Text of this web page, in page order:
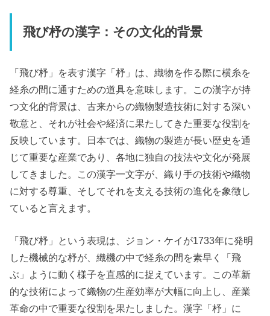
飛び杼の漢字：その文化的背景
「飛び杼」を表す漢字「杼」は、織物を作る際に横糸を
経糸の間に通すための道具を意味します。この漢字が持
つ文化的背景は、古来からの織物製造技術に対する深い
敬意と、それが社会や経済に果たしてきた重要な役割を
反映しています。日本では、織物の製造が長い歴史を通
じて重要な産業であり、各地に独自の技法や文化が発展
してきました。この漢字一文字が、織り手の技術や織物
に対する尊重、そしてそれを支える技術の進化を象徴し
ていると言えます。
「飛び杼」という表現は、ジョン・ケイが1733年に発明
した機械的な杼が、織機の中で経糸の間を素早く「飛
ぶ」ように動く様子を直感的に捉えています。この革新
的な技術によって織物の生産効率が大幅に向上し、産業
革命の中で重要な役割を果たしました。漢字「杼」に